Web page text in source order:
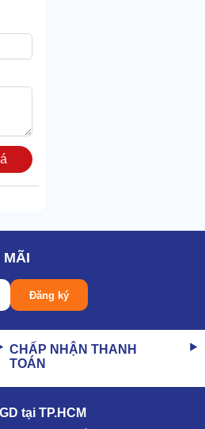
MÃI
Đăng ký
CHẤP NHẬN THANH
TOÁN
tại TP.HCM